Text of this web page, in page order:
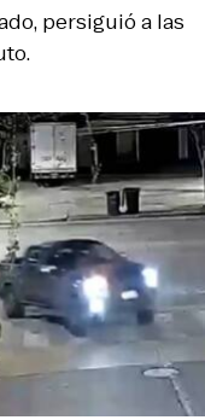
persiguió a las